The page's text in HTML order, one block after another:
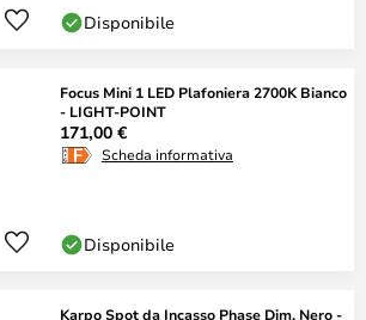
Disponibile
Focus Mini 1 LED Plafoniera 2700K Bianco
- LIGHT-POINT
171,00 €
Scheda informativa
Disponibile
Karpo Spot da Incasso Phase Dim. Nero -